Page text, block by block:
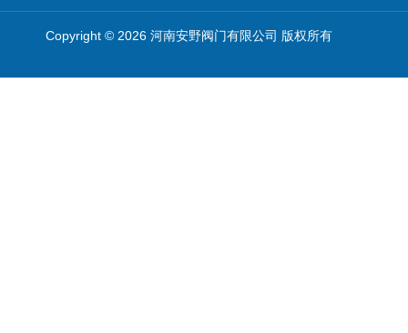
Copyright © 2026 河南安野阀门有限公司 版权所有